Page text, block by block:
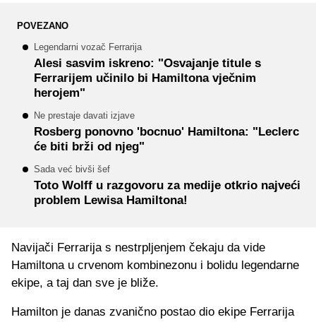
POVEZANO
Legendarni vozač Ferrarija
Alesi sasvim iskreno: "Osvajanje titule s
Ferrarijem učinilo bi Hamiltona vječnim
herojem"
Ne prestaje davati izjave
Rosberg ponovno 'bocnuo' Hamiltona: "Leclerc
će biti brži od njeg"
Sada već bivši šef
Toto Wolff u razgovoru za medije otkrio najveći
problem Lewisa Hamiltona!
Navijači Ferrarija s nestrpljenjem čekaju da vide
Hamiltona u crvenom kombinezonu i bolidu legendarne
ekipe, a taj dan sve je bliže.
Hamilton je danas zvanično postao dio ekipe Ferrarija